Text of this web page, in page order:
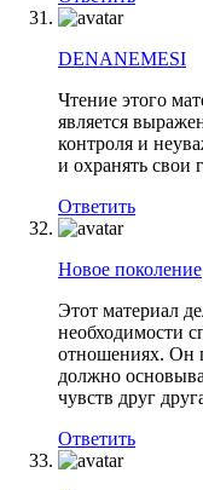
DENANEMESI
Чтение этого
является
контроля и
и охранять свои
Ответить
Новое поколение
Этот материал
необходимости
отношениях. Он
должно
чувств друг
Ответить